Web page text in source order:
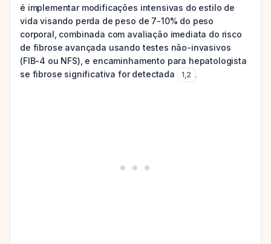
é implementar modificações intensivas do estilo de
vida visando perda de peso de 7-10% do peso
corporal, combinada com avaliação imediata do risco
de fibrose avançada usando testes não-invasivos
(FIB-4 ou NFS), e encaminhamento para hepatologista
se fibrose significativa for detectada
1,2 .